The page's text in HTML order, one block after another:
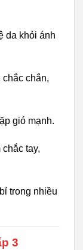
da khỏi ánh
chắc chắn,
gió mạnh.
chắc tay,
trong nhiều
3